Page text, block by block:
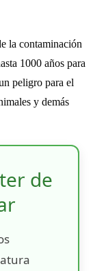
la contaminación
1000 años para
peligro para el
y demás
de